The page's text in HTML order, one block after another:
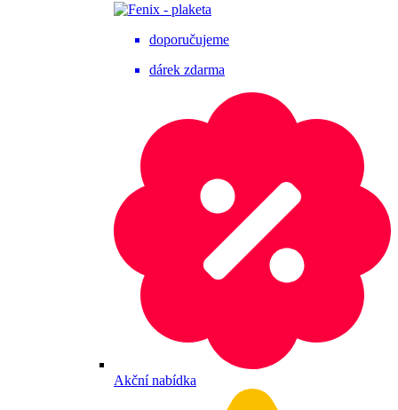
doporučujeme
dárek zdarma
Akční nabídka